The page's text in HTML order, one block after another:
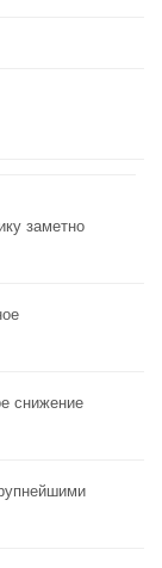
заметно
снижение